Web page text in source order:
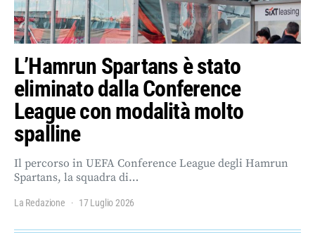
L’Hamrun Spartans è stato
eliminato dalla Conference
League con modalità molto
spalline
Il percorso in UEFA Conference League degli Hamrun
Spartans, la squadra di…
La Redazione 17 Luglio 2026